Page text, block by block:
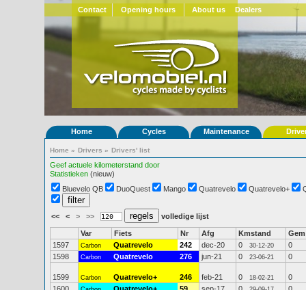
Contact Opening hours About us Dealers
Home Cycles Maintenance
Home » Drivers » Drivers' list
Geef actuele kilometerstand door
Statistieken (nieuw)
Bluevelo QB
DuoQuest Mango Quatrevelo Quatrevelo+
<< < > >> volledige lijst
Var Fiets Nr Afg Kmstand
Gem
1597
Carbon Quatrevelo 242 dec-20 0 30-12-20
0
1598
Carbon Quatrevelo 276 jun-21 0 23-06-21 0
1599 Carbon Quatrevelo+ 246 feb-21 0 18-02-21
0